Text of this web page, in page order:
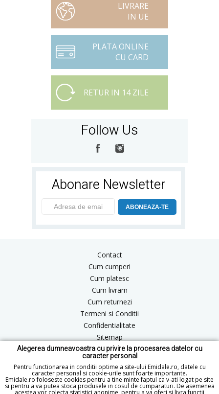
Alegerea dumneavoastra cu privire la procesarea datelor cu
caracter personal
Pentru functionarea in conditii optime a site-ului Emidale.ro, datele cu
caracter personal si cookie-urile sunt foarte importante.
Emidale.ro foloseste cookies pentru a tine minte faptul ca v-ati logat pe site
si pentru a va putea stoca produsele in cosul de cumparaturi. De asemenea
acestea vor colecta statistici anonime, pentru a va oferi si livra functii
LIVRARE
IN UE
PLATA ONLINE
CU CARD
RETUR IN 14 ZILE
Follow Us
Abonare Newsletter
ABONEAZA-TE
Contact
Cum cumperi
Cum platesc
Cum livram
Cum returnezi
Termeni si Conditii
Confidentialitate
Sitemap
Blog
ANPC